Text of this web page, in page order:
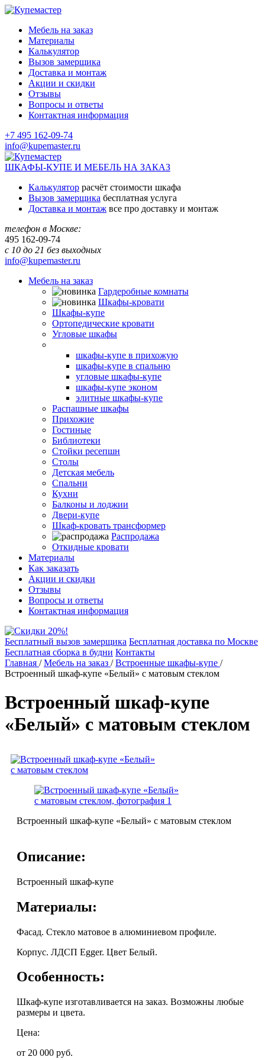
Мебель на заказ
Материалы
Калькулятор
Вызов замерщика
Доставка и монтаж
Акции и скидки
Отзывы
Вопросы и ответы
Контактная информация
+7 495 162-09-74
info@kupemaster.ru
ШКАФЫ-КУПЕ И МЕБЕЛЬ НА ЗАКАЗ
Калькулятор расчёт стоимости шкафа
Вызов замерщика бесплатная услуга
Доставка и монтаж все про доставку и монтаж
телефон в Москве:
495 162-09-74
с 10 до 21 без выходных
info@kupemaster.ru
Мебель на заказ
Гардеробные комнаты
Шкафы-кровати
Шкафы-купе
Ортопедические кровати
Угловые шкафы
шкафы-купе в прихожую
шкафы-купе в спальню
угловые шкафы-купе
шкафы-купе эконом
элитные шкафы-купе
Распашные шкафы
Прихожие
Гостиные
Библиотеки
Стойки ресепшн
Столы
Детская мебель
Спальни
Кухни
Балконы и лоджии
Двери-купе
Шкаф-кровать трансформер
Распродажа
Откидные кровати
Материалы
Как заказать
Акции и скидки
Отзывы
Вопросы и ответы
Контактная информация
Бесплатный вызов замерщика Бесплатная доставка по Москве
Бесплатная сборка в будни Контакты
Главная /Мебель на заказ /Встроенные шкафы-купе /
Встроенный шкаф-купе «Белый» с матовым стеклом
Встроенный шкаф-купе
«Белый» с матовым стеклом
Встроенный шкаф-купе «Белый» с матовым стеклом
Описание:
Встроенный шкаф-купе
Материалы:
Фасад. Стекло матовое в алюминиевом профиле.
Корпус. ЛДСП Egger. Цвет Белый.
Особенность:
Шкаф-купе изготавливается на заказ. Возможны любые
размеры и цвета.
Цена:
от 20 000 руб.